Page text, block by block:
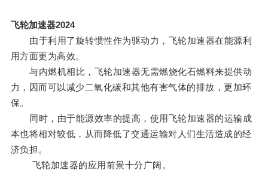
飞轮加速器2024
由于利用了旋转惯性作为驱动力，飞轮加速器在能源利
用方面更为高效。
与内燃机相比，飞轮加速器无需燃烧化石燃料来提供动
力，因而可以减少二氧化碳和其他有害气体的排放，更加环
保。
同时，由于能源效率的提高，使用飞轮加速器的运输成
本也将相对较低，从而降低了交通运输对人们生活造成的经
济负担。
飞轮加速器的应用前景十分广阔。